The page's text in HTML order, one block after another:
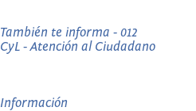
También te informa - 012
CyL - Atención al Ciudadano
Información